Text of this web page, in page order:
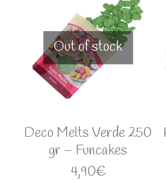
Out of stock
Deco Melts Verde 250
gr – Funcakes
4,90€